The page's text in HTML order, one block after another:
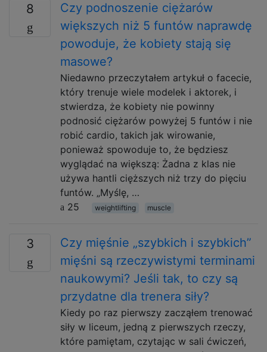
8
Czy podnoszenie ciężarów
większych niż 5 funtów naprawdę
powoduje, że kobiety stają się
masowe?
Niedawno przeczytałem artykuł o facecie,
który trenuje wiele modelek i aktorek, i
stwierdza, że ​​kobiety nie powinny
podnosić ciężarów powyżej 5 funtów i nie
robić cardio, takich jak wirowanie,
ponieważ spowoduje to, że będziesz
wyglądać na większą: Żadna z klas nie
używa hantli cięższych niż trzy do pięciu
funtów. „Myślę, …
25
weightlifting muscle
3
Czy mięśnie „szybkich i szybkich”
mięśni są rzeczywistymi terminami
naukowymi? Jeśli tak, to czy są
przydatne dla trenera siły?
Kiedy po raz pierwszy zacząłem trenować
siły w liceum, jedną z pierwszych rzeczy,
które pamiętam, czytając w sali ćwiczeń,